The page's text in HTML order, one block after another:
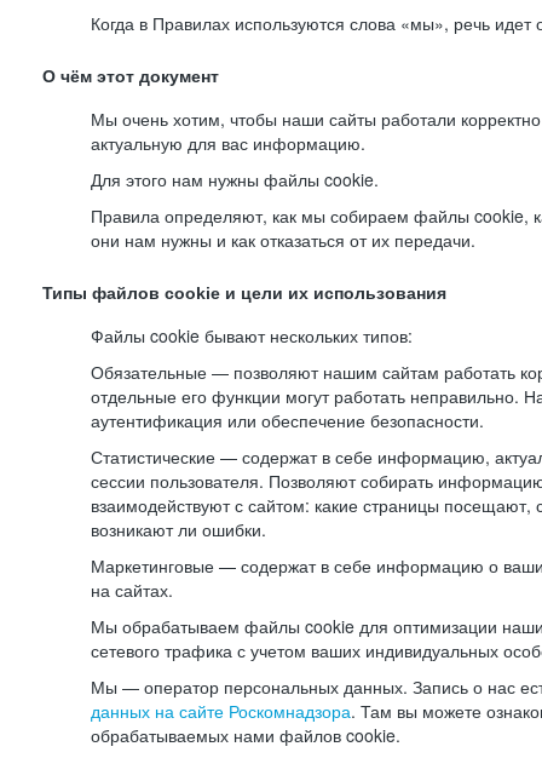
Когда в Правилах используются слова «мы», речь
О чём этот документ
Мы очень хотим, чтобы наши сайты работали
актуальную для вас информацию.
Для этого нам нужны файлы cookie.
Правила определяют, как мы собираем файлы cookie,
они нам нужны и как отказаться от их передачи.
Типы файлов cookie и цели их использования
Файлы cookie бывают нескольких типов:
Обязательные — позволяют нашим сайтам работать
отдельные его функции могут работать неправильно.
аутентификация или обеспечение безопасности.
Статистические — содержат в себе информацию,
сессии пользователя. Позволяют собирать
взаимодействуют с сайтом: какие страницы посещают,
возникают ли ошибки.
Маркетинговые — содержат в себе информацию о
на сайтах.
Мы обрабатываем файлы cookie для оптимизации
сетевого трафика с учетом ваших индивидуальных
Мы — оператор персональных данных. Запись о нас
данных на сайте Роскомнадзора. Там вы можете
обрабатываемых нами файлов cookie.